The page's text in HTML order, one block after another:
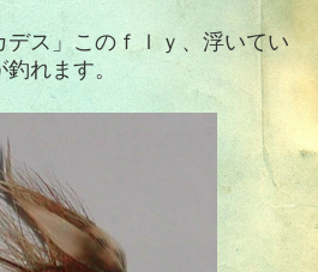
デス」このｆｌｙ、浮いてい
れます。